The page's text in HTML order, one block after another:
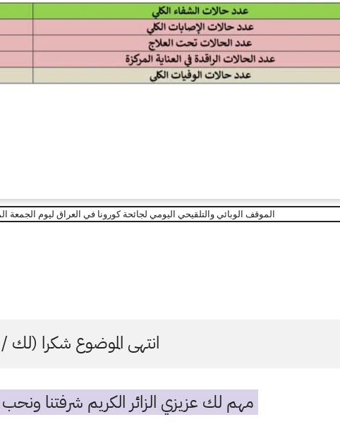
الموقف الوبائي والتلقيحي اليومي لجائحة كورونا في العراق ليوم الجمعة الموافق ١٧ كانون
انتهى الموضوع شكرا
مهم لك عزيزي الزائر الكريم شرفتنا